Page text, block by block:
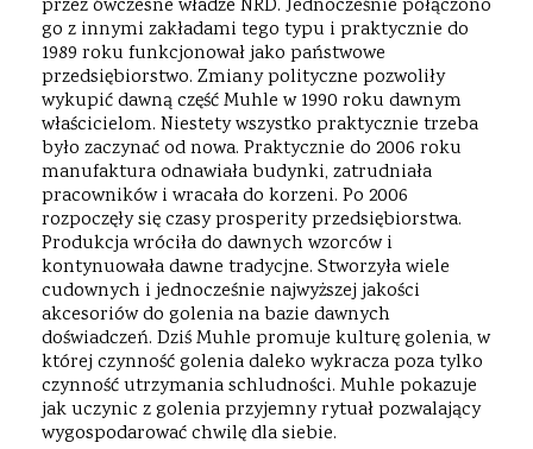
przez ówczesne władze NRD. Jednocześnie połączono
go z innymi zakładami tego typu i praktycznie do
1989 roku funkcjonował jako państwowe
przedsiębiorstwo. Zmiany polityczne pozwoliły
wykupić dawną część Muhle w 1990 roku dawnym
właścicielom. Niestety wszystko praktycznie trzeba
było zaczynać od nowa. Praktycznie do 2006 roku
manufaktura odnawiała budynki, zatrudniała
pracowników i wracała do korzeni. Po 2006
rozpoczęły się czasy prosperity przedsiębiorstwa.
Produkcja wróciła do dawnych wzorców i
kontynuowała dawne tradycjne. Stworzyła wiele
cudownych i jednocześnie najwyższej jakości
akcesoriów do golenia na bazie dawnych
doświadczeń. Dziś Muhle promuje kulturę golenia, w
której czynność golenia daleko wykracza poza tylko
czynność utrzymania schludności. Muhle pokazuje
jak uczynic z golenia przyjemny rytuał pozwalający
wygospodarować chwilę dla siebie.